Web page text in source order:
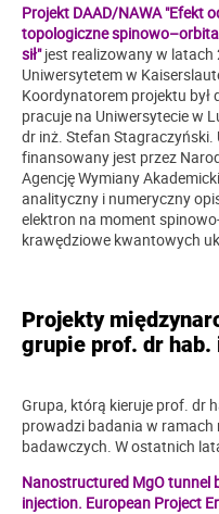
Projekt DAAD/NAWA "Efekt
topologiczne
sił"jest realizowany w latach
Uniwersytetem w
Koordynatorem projektu był
pracuje na Uniwersytecie w
dr inż. Stefan Stagraczyński.
finansowany jest przez
Agencję Wymiany
analityczny i numeryczny
elektron na moment
krawędziowe kwantowych
Projekty
grupie prof. dr hab.
Grupa, którą kieruje prof. dr
prowadzi badania w
badawczych. W ostatnich
Nanostructured MgO tunnel
injection. European Project